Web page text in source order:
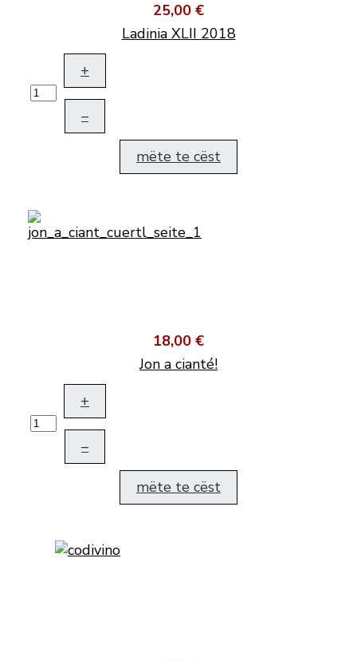
25,00 €
Ladinia XLII 2018
+
–
mëte te cëst
18,00 €
Jon a cianté!
+
–
mëte te cëst